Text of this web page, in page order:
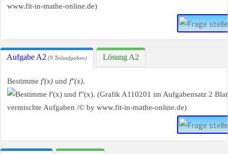
Aufgabe A2 (9 Teilaufgaben) Lösung A2
Bestimme f'(x) und f''(x).